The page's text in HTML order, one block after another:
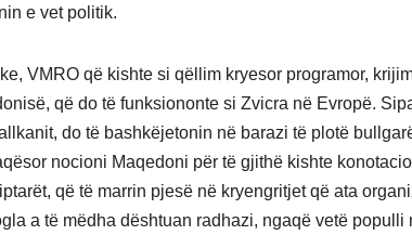
e vet politik.
VMRO që kishte si qëllim kryesor programor,
që do të funksiononte si Zvicra në Evropë.
do të bashkëjetonin në barazi të plotë
nocioni Maqedoni për të gjithë kishte
që të marrin pjesë në kryengritjet që ata
a të mëdha dështuan radhazi, ngaqë vetë